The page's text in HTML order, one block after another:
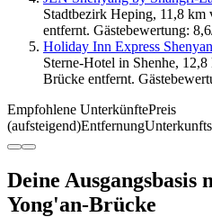
Stadtbezirk Heping, 11,8
entfernt. Gästebewertung:
Holiday Inn Express
Sterne-Hotel in Shenhe,
Brücke entfernt.
Empfohlene UnterkünftePreis
(aufsteigend)Entfernung
Deine Ausgangsbasis
Yong'an-Brücke